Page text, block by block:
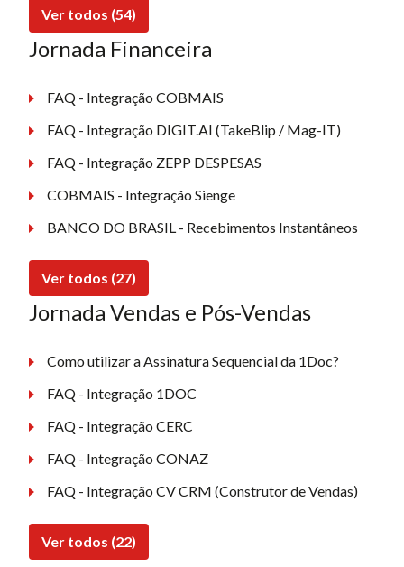
Ver todos (54)
Jornada Financeira
FAQ - Integração COBMAIS
FAQ - Integração DIGIT.AI (TakeBlip / Mag-IT)
FAQ - Integração ZEPP DESPESAS
COBMAIS - Integração Sienge
BANCO DO BRASIL - Recebimentos Instantâneos
Ver todos (27)
Jornada Vendas e Pós-Vendas
Como utilizar a Assinatura Sequencial da 1Doc?
FAQ - Integração 1DOC
FAQ - Integração CERC
FAQ - Integração CONAZ
FAQ - Integração CV CRM (Construtor de Vendas)
Ver todos (22)